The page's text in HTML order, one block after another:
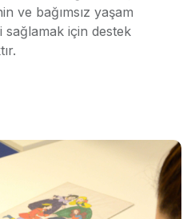
ve bağımsız yaşam
sağlamak için destek